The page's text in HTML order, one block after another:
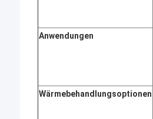
Anwendungen
Wärmebehandlungsoptionen